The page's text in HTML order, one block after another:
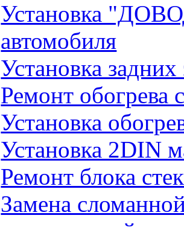
Установка
автомобиля
Установка
Ремонт обогрева
Установка
Установка 2DIN
Ремонт блока
Замена